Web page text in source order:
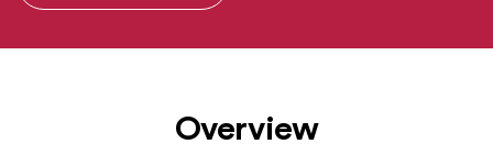
Overview